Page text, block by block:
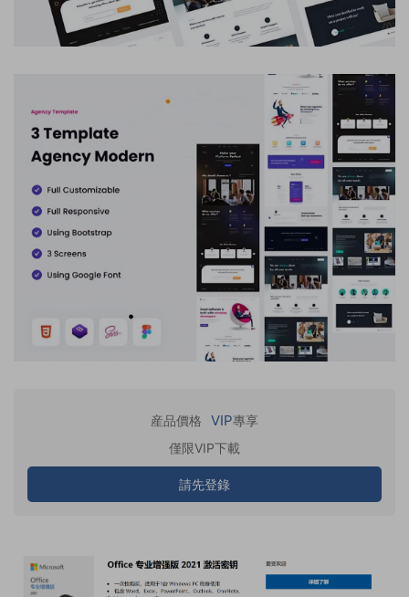
産品價格 VIP專享
僅限VIP下載
請先登錄